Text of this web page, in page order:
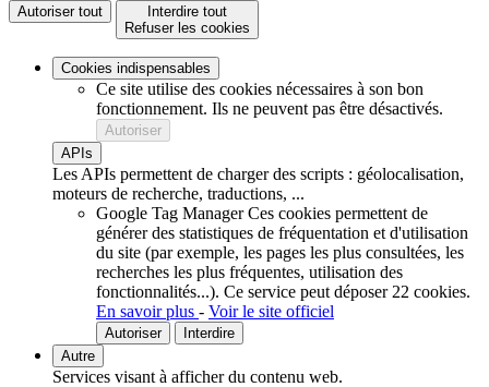
Autoriser tout
Interdire tout
Refuser les cookies
Cookies indispensables
Ce site utilise des cookies nécessaires à son bon
fonctionnement. Ils ne peuvent pas être désactivés.
Autoriser
APIs
Les APIs permettent de charger des scripts : géolocalisation,
moteurs de recherche, traductions, ...
Google Tag Manager Ces cookies permettent de
générer des statistiques de fréquentation et d'utilisation
du site (par exemple, les pages les plus consultées, les
recherches les plus fréquentes, utilisation des
fonctionnalités...). Ce service peut déposer 22 cookies.
En savoir plus - Voir le site officiel
Autoriser
Interdire
Autre
Services visant à afficher du contenu web.